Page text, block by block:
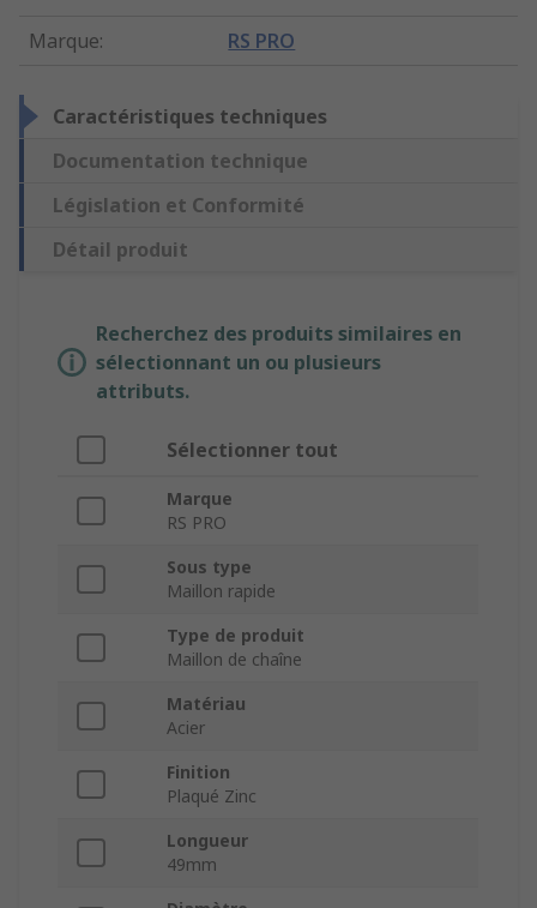
Marque: RS PRO
Caractéristiques techniques
Documentation technique
Législation et Conformité
Détail produit
Recherchez des produits similaires en
sélectionnant un ou plusieurs
attributs.
Sélectionner tout
Marque
RS PRO
Sous type
Maillon rapide
Type de produit
Maillon de chaîne
Matériau
Acier
Finition
Plaqué Zinc
Longueur
49mm